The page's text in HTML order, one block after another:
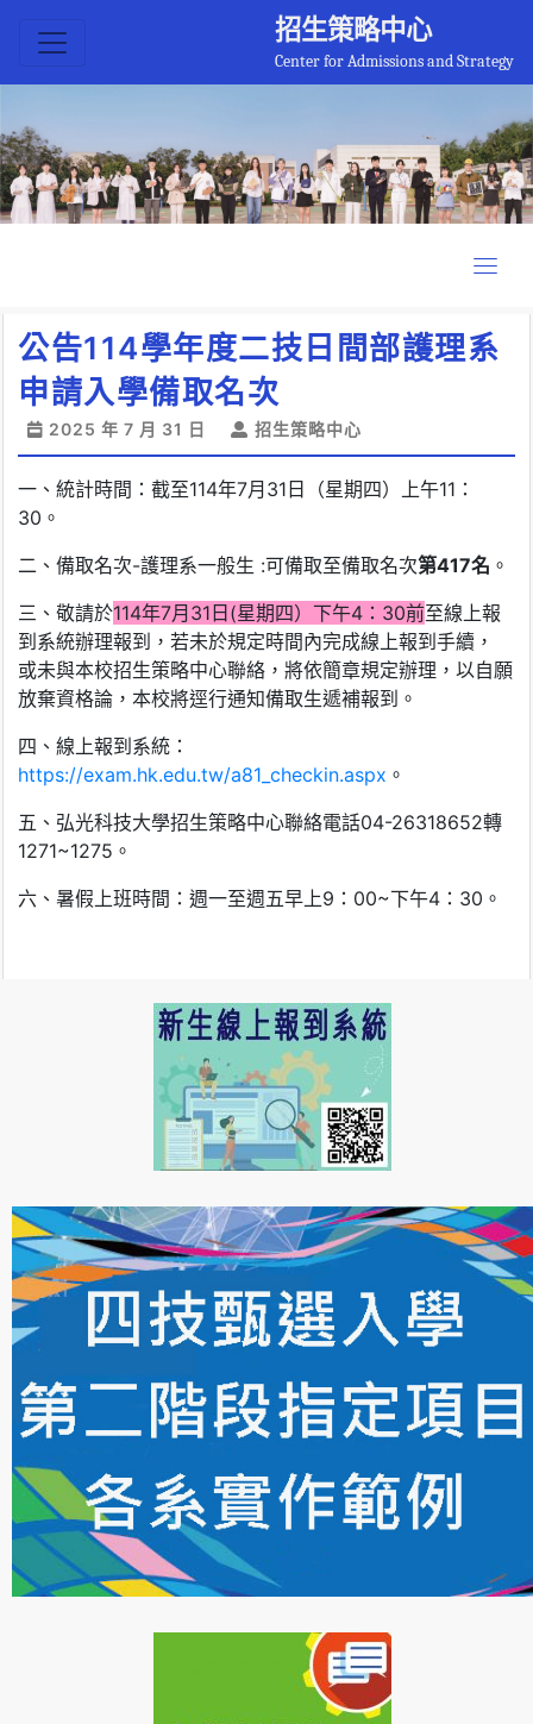
招生策略中心
Center for Admissions and Strategy
公告114學年度二技日間部護理系
申請入學備取名次
2025 年 7 月 31 日 招生策略中心
一、統計時間：截至114年7月31日（星期四）上午11：
30。
二、備取名次-護理系一般生 :可備取至備取名次第417名 。
三、敬請於114年7月31日(星期四）下午4：30前至線上報
到系統辦理報到，若未於規定時間內完成線上報到手續，
或未與本校招生策略中心聯絡，將依簡章規定辦理，以自願
放棄資格論，本校將逕行通知備取生遞補報到。
四、線上報到系統：
https://exam.hk.edu.tw/a81_checkin.aspx 。
五、弘光科技大學招生策略中心聯絡電話04-26318652轉
1271~1275。
六、暑假上班時間：週一至週五早上9：00~下午4：30。